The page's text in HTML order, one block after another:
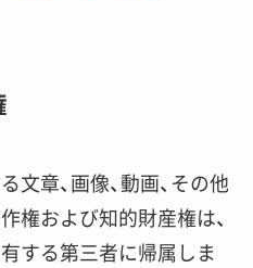
章、画像、動画、その他
権および知的財産権は、
する第三者に帰属しま